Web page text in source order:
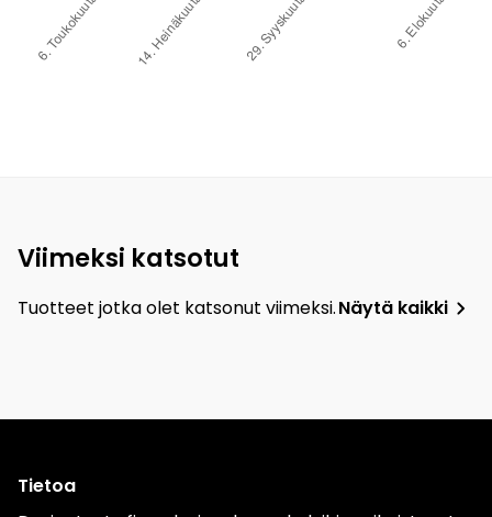
Viimeksi katsotut
Tuotteet jotka olet katsonut viimeksi.Näytä kaikki
Tietoa